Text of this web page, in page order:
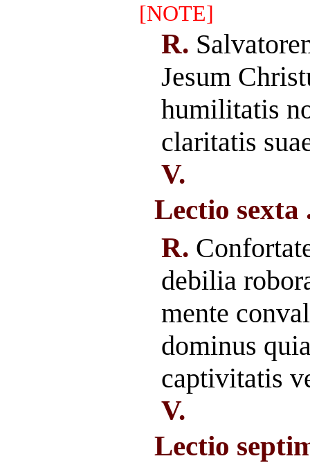
[NOTE]
R.
Jesum
humilitatis
claritatis
V.
Lectio sexta
R.
debilia
mente
dominus
captivitatis
V.
Lectio